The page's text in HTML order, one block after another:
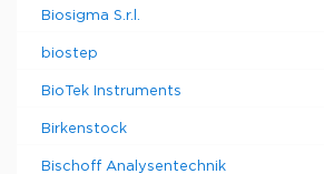
Biosigma S.r.l.
biostep
BioTek Instruments
Birkenstock
Bischoff Analysentechnik